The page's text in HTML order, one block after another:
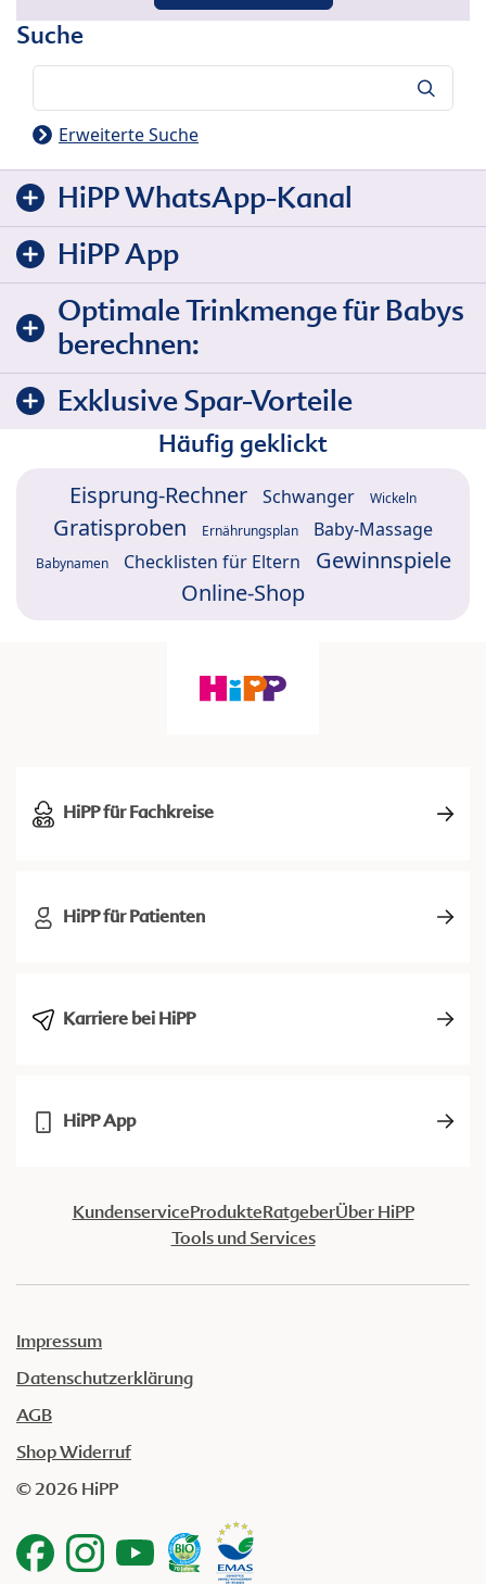
Suche
Erweiterte Suche
HiPP WhatsApp-Kanal
HiPP App
Optimale Trinkmenge für Babys
berechnen:
Exklusive Spar-Vorteile
Häufig geklickt
Eisprung-Rechner Schwanger Wickeln
Gratisproben Ernährungsplan Baby-Massage
Babynamen Checklisten für Eltern
Gewinnspiele
Online-Shop
HiPP für Fachkreise
HiPP für Patienten
Karriere bei HiPP
HiPP App
KundenserviceProdukteRatgeberÜber HiPP
Tools und Services
Impressum
Datenschutzerklärung
AGB
Shop Widerruf
© 2026 HiPP